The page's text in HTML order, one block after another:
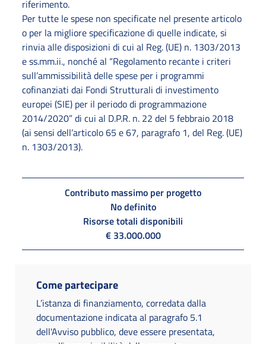
riferimento.
Per tutte le spese non specificate nel presente articolo
o per la migliore specificazione di quelle indicate, si
rinvia alle disposizioni di cui al Reg. (UE) n. 1303/2013
e ss.mm.ii., nonché al “Regolamento recante i criteri
sull’ammissibilità delle spese per i programmi
cofinanziati dai Fondi Strutturali di investimento
europei (SIE) per il periodo di programmazione
2014/2020” di cui al D.P.R. n. 22 del 5 febbraio 2018
(ai sensi dell’articolo 65 e 67, paragrafo 1, del Reg. (UE)
n. 1303/2013).
Contributo massimo per progetto
No definito
Risorse totali disponibili
€ 33.000.000
Come partecipare
L’istanza di finanziamento, corredata dalla
documentazione indicata al paragrafo 5.1
dell'Avviso pubblico, deve essere presentata,